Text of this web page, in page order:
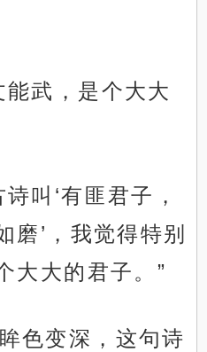
能武，是个大大
叫‘有匪君子，
磨’，我觉得特别
大大的君子。”
色变深，这句诗